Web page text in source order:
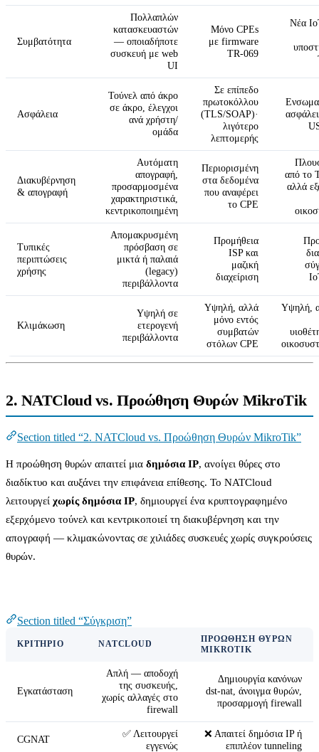
Συμβατότητα
Πολλαπλών
κατασκευαστών
— οποιαδήποτε
συσκευή με web
UI
Μόνο CPEs
με firmware
TR-069
Νέα
Ασφάλεια
Τούνελ από άκρο
σε άκρο, έλεγχοι
ανά χρήστη/
ομάδα
Σε επίπεδο
πρωτοκόλλου
(TLS/SOAP)·
λιγότερο
λεπτομερής
Διακυβέρνηση
& απογραφή
Αυτόματη
απογραφή,
προσαρμοσμένα
χαρακτηριστικά,
κεντρικοποιημένη
Περιορισμένη
στα δεδομένα
που αναφέρει
το CPE
από το
αλλά
Τυπικές
περιπτώσεις
χρήσης
Απομακρυσμένη
πρόσβαση σε
μικτά ή παλαιά
(legacy)
περιβάλλοντα
Προμήθεια
ISP και
μαζική
διαχείριση
Κλιμάκωση
Υψηλή σε
ετερογενή
περιβάλλοντα
Υψηλή, αλλά
μόνο εντός
συμβατών
στόλων CPE
Υψηλή,
2. NATCloud vs. Προώθηση Θυρών MikroTik
Section titled “2. NATCloud vs. Προώθηση Θυρών MikroTik”
Η προώθηση θυρών απαιτεί μια δημόσια IP, ανοίγει θύρες στο
διαδίκτυο και αυξάνει την επιφάνεια επίθεσης. Το NATCloud
λειτουργεί χωρίς δημόσια IP, δημιουργεί ένα κρυπτογραφημένο
εξερχόμενο τούνελ και κεντρικοποιεί τη διακυβέρνηση και την
απογραφή — κλιμακώνοντας σε χιλιάδες συσκευές χωρίς συγκρούσεις
θυρών.
Section titled “Σύγκριση”
ΚΡΙΤΉΡΙΟ NATCLOUD
ΠΡΟΏΘΗΣΗ ΘΥΡΏΝ
MIKROTIK
Εγκατάσταση
Απλή — αποδοχή
της συσκευής,
χωρίς αλλαγές στο
firewall
Δημιουργία κανόνων
dst-nat, άνοιγμα θυρών,
προσαρμογή firewall
CGNAT
✅ Λειτουργεί
εγγενώς
❌ Απαιτεί δημόσια IP ή
επιπλέον tunneling